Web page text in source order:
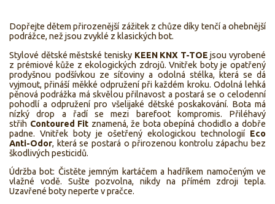
Dopřejte dětem přirozenější zážitek z chůze díky tenčí a ohebnější
podrážce, než jsou zvyklé z klasických bot.
Stylové dětské městské tenisky KEEN KNX T-TOE jsou vyrobené
z prémiové kůže z ekologických zdrojů. Vnitřek boty je opatřený
prodyšnou podšívkou ze síťoviny a odolná stélka, která se dá
vyjmout, přináší měkké odpružení při každém kroku. Odolná lehká
pěnová podrážka má skvělou přilnavost a postará se o celodenní
pohodlí a odpružení pro všelijaké dětské poskakování. Bota má
nízký drop a řadí se mezi barefoot kompromis. Přiléhavý
střih Contoured Fit znamená, že bota obepíná chodidlo a dobře
padne. Vnitřek boty je ošetřený ekologickou technologií Eco
Anti-Odor, která se postará o přirozenou kontrolu zápachu bez
škodlivých pesticidů.
Údržba bot: Čistěte jemným kartáčem a hadříkem namočeným ve
vlažné vodě. Sušte pozvolna, nikdy na přímém zdroji tepla.
Uzavřené boty neperte v pračce.